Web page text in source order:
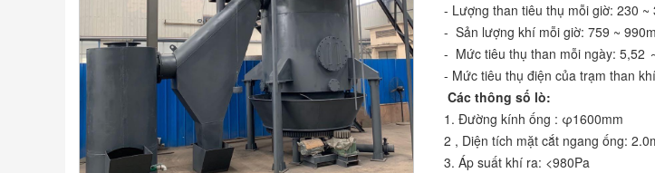
- Lượng than tiêu thụ mỗi giờ: 230 ~
- Sản lượng khí mỗi giờ: 759 ~
- Mức tiêu thụ than mỗi ngày: 5,52
- Mức tiêu thụ điện của trạm than
Các thông số lò:
1. Đường kính ống : φ1600mm
2 , Diện tích mặt cắt ngang ống:
3. Áp suất khí ra: <980Pa